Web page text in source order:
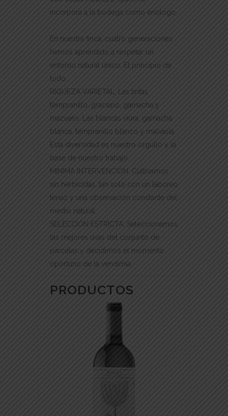
incorpora a la bodega como enólogo.
En nuestra finca, cuatro generaciones
hemos aprendido a respetar un
entorno natural único. El principio de
todo.
RIQUEZA VARIETAL. Las tintas
tempranillo, graciano, garnacha y
mazuelo. Las blancas viura, garnacha
blanca, tempranillo blanco y malvasía.
Esta diversidad es nuestro orgullo y la
base de nuestro trabajo.
MÍNIMA INTERVENCIÓN. Cultivamos
sin herbicidas, tan solo con un laboreo
tenaz y una observación constante del
medio natural.
SELECCIÓN ESTRICTA. Seleccionamos
las mejores uvas del conjunto de
parcelas y decidimos el momento
oportuno de la vendimia.
PRODUCTOS